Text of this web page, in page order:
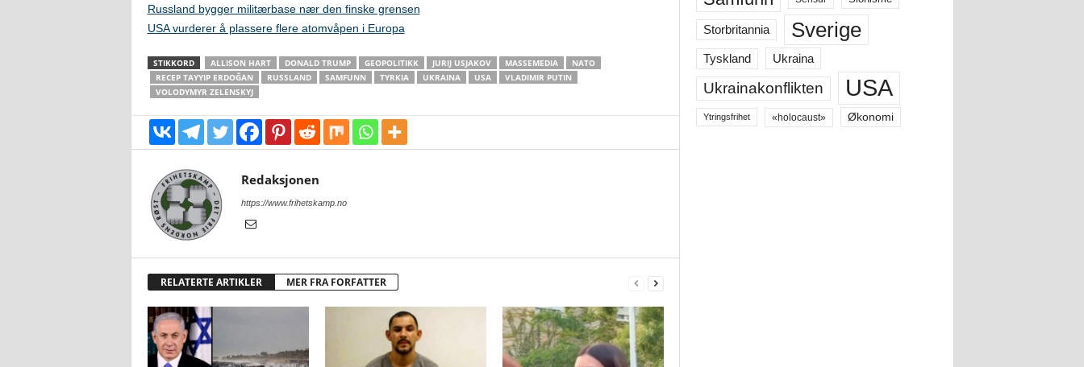
Russland bygger militærbase nær den finske grensen
USA vurderer å plassere flere atomvåpen i Europa
STIKKORD ALLISON HART DONALD TRUMP GEOPOLITIKK JURIJ USJAKOV MASSEMEDIA
NATO
RECEP TAYYIP ERDOĞAN
RUSSLAND SAMFUNN TYRKIA UKRAINA USA
VLADIMIR PUTIN
VOLODYMYR ZELENSKYJ
Redaksjonen
https://www.frihetskamp.no
RELATERTE ARTIKLER MER FRA FORFATTER
Storbritannia Sverige
Tyskland Ukraina
Ukrainakonflikten USA
Ytringsfrihet «holocaust» Økonomi